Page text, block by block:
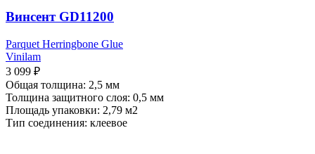
Винсент GD11200
Parquet Herringbone Glue
Vinilam
3 099 ₽
Общая толщина: 2,5 мм
Толщина защитного слоя: 0,5 мм
Площадь упаковки: 2,79 м2
Тип соединения: клеевое